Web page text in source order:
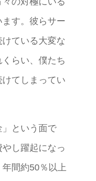
す。彼らサー
ている大変な
らい、僕たち
てしまってい
」という面で
し躍起になっ
間約50％以上